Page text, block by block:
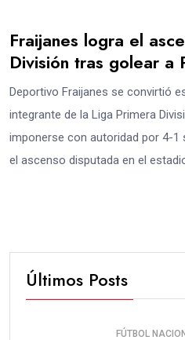
Fraijanes logra el
División tras golear a
Deportivo Fraijanes se convirtió
integrante de la Liga Primera
imponerse con autoridad por 4-1
el ascenso disputada en el
Últimos Posts
FÚTBOL